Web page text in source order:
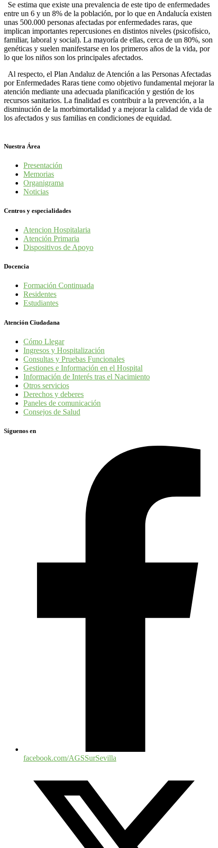
Se estima que existe una prevalencia de este tipo de enfermedades
entre un 6 y un 8% de la población, por lo que en Andalucía existen
unas 500.000 personas afectadas por enfermedades raras, que
implican importantes repercusiones en distintos niveles (psicofísico,
familiar, laboral y social). La mayoría de ellas, cerca de un 80%, son
genéticas y suelen manifestarse en los primeros años de la vida, por
lo que los niños son los principales afectados.
Al respecto, el Plan Andaluz de Atención a las Personas Afectadas
por Enfermedades Raras tiene como objetivo fundamental mejorar la
atención mediante una adecuada planificación y gestión de los
recursos sanitarios. La finalidad es contribuir a la prevención, a la
disminución de la morbimortalidad y a mejorar la calidad de vida de
los afectados y sus familias en condiciones de equidad.
Nuestra Área
Presentación
Memorias
Organigrama
Noticias
Centros y especialidades
Atencion Hospitalaria
Atención Primaria
Dispositivos de Apoyo
Docencia
Formación Continuada
Residentes
Estudiantes
Atención Ciudadana
Cómo Llegar
Ingresos y Hospitalización
Consultas y Pruebas Funcionales
Gestiones e Información en el Hospital
Información de Interés tras el Nacimiento
Otros servicios
Derechos y deberes
Paneles de comunicación
Consejos de Salud
Síguenos en
facebook.com/AGSSurSevilla